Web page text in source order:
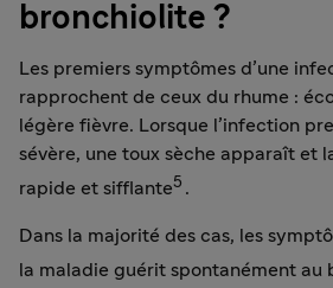
bronchiolite ?
Les premiers symptômes d’une
rapprochent de ceux du rhume :
légère fièvre. Lorsque l’infection
sévère, une toux sèche apparaît et
rapide et sifflante5 .
Dans la majorité des cas, les
la maladie guérit spontanément au